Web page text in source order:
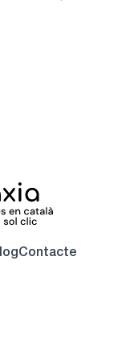
Contacte